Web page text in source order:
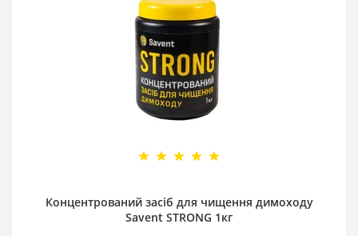
Концентрований засіб для чищення димоходу
Savent STRONG 1кг